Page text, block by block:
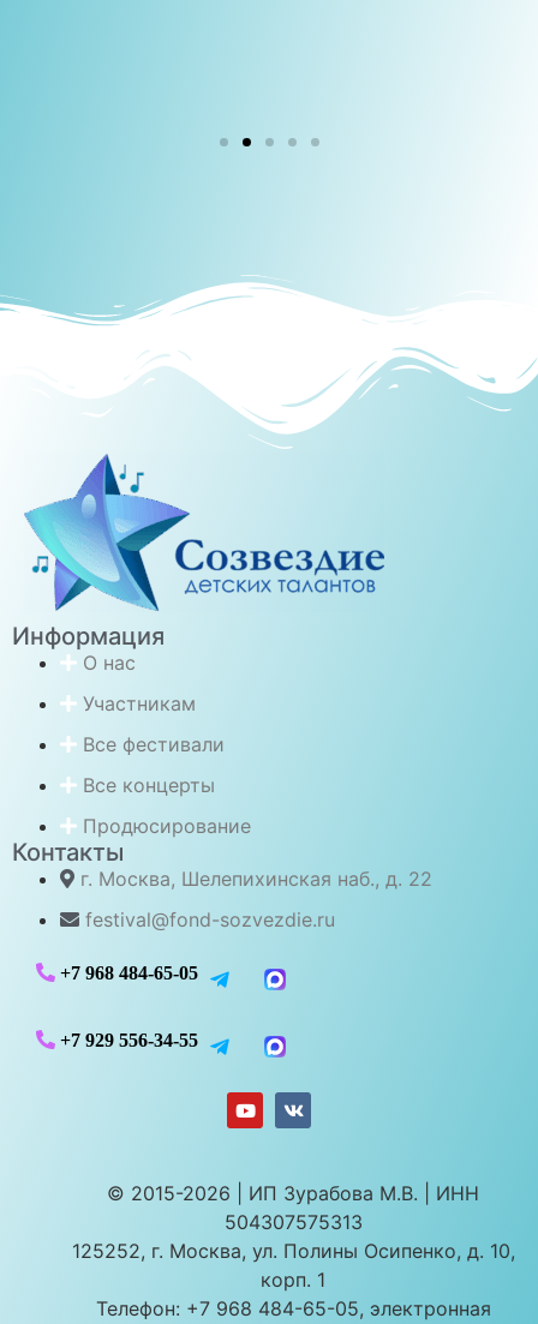
Информация
О нас
Участникам
Все фестивали
Все концерты
Продюсирование
Контакты
г. Москва, Шелепихинская наб., д. 22
festival@fond-sozvezdie.ru
+7 968 484-65-05
+7 929 556-34-55
© 2015-2026 | ИП Зурабова М.В. | ИНН
504307575313
125252, г. Москва, ул. Полины Осипенко, д. 10,
корп. 1
Телефон: +7 968 484-65-05, электронная